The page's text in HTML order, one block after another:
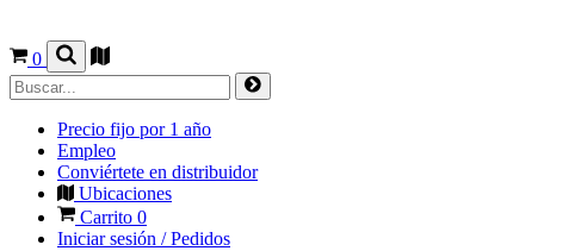
0
Precio fijo por 1 año
Empleo
Conviértete en distribuidor
Ubicaciones
Carrito 0
Iniciar sesión / Pedidos